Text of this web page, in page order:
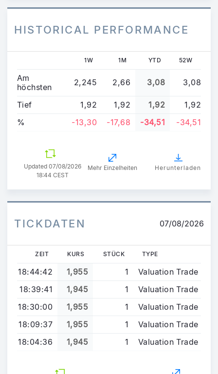
HISTORICAL PERFORMANCE
1W 1M YTD 52W
Am
höchsten
2,245 2,66 3,08 3,08
Tief 1,92 1,92 1,92
1,92
%
-13,30 -17,68 -34,51 -34,51
Updated 07/08/2026
18:44 CEST
Mehr Einzelheiten Herunterladen
TICKDATEN 07/08/2026
ZEIT KURS STÜCK TYPE
18:44:42 1,955 1
Valuation Trade
18:39:41
1,945 1
Valuation Trade
18:30:00
1,955 1
Valuation Trade
18:09:37
1,955 1
Valuation Trade
18:04:36
1,945 1 Valuation Trade